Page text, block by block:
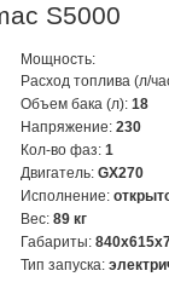
S5000
Мощность:
Расход топлива (л/
Объем бака (л): 18
Напряжение: 230
Кол-во фаз: 1
Двигатель: GX270
Исполнение:
Вес: 89 кг
Габариты:
Тип запуска: